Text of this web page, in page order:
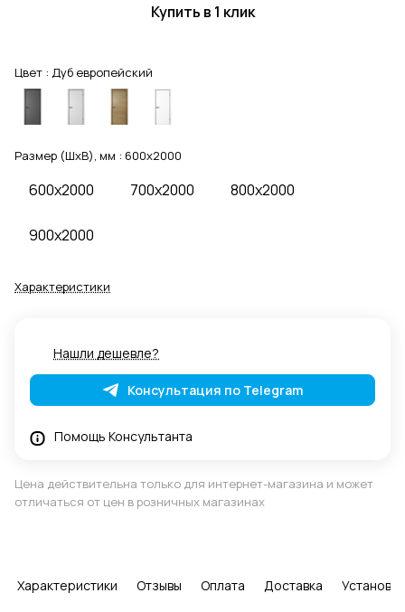
Купить в 1 клик
Цвет : Дуб европейский
Размер (ШхВ), мм : 600x2000
600x2000 700x2000 800x2000
900x2000
Характеристики
Нашли дешевле?
Консультация по Telegram
Помощь Консультанта
Цена действительна только для интернет-магазина и может
отличаться от цен в розничных магазинах
Характеристики Отзывы Оплата Доставка Установка